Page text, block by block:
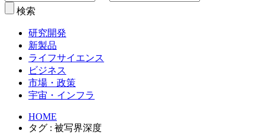
検索
研究開発
新製品
ライフサイエンス
ビジネス
市場・政策
宇宙・インフラ
HOME
タグ : 被写界深度